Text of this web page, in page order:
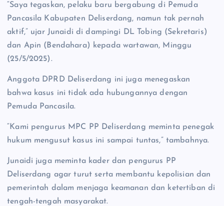
“Saya tegaskan, pelaku baru bergabung di Pemuda
Pancasila Kabupaten Deliserdang, namun tak pernah
aktif,” ujar Junaidi di dampingi DL Tobing (Sekretaris)
dan Apin (Bendahara) kepada wartawan, Minggu
(25/5/2025).
Anggota DPRD Deliserdang ini juga menegaskan
bahwa kasus ini tidak ada hubungannya dengan
Pemuda Pancasila.
“Kami pengurus MPC PP Deliserdang meminta penegak
hukum mengusut kasus ini sampai tuntas,” tambahnya.
Junaidi juga meminta kader dan pengurus PP
Deliserdang agar turut serta membantu kepolisian dan
pemerintah dalam menjaga keamanan dan ketertiban di
tengah-tengah masyarakat.